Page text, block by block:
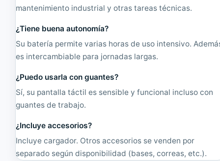
mantenimiento industrial y otras tareas técnicas.
¿Tiene buena autonomía?
Su batería permite varias horas de uso intensivo.
es intercambiable para jornadas largas.
¿Puedo usarla con guantes?
Sí, su pantalla táctil es sensible y funcional incluso con
guantes de trabajo.
¿Incluye accesorios?
Incluye cargador. Otros accesorios se venden por
separado según disponibilidad (bases, correas, etc.).